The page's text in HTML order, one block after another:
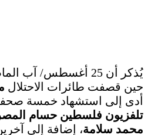
يُذكر أن 25 أغسطس/
حين قصفت طائرات الاحتلال
أدى إلى استشهاد خمسة
تلفزيون فلسطين حسام
محمد سلامة، إضافة إلى